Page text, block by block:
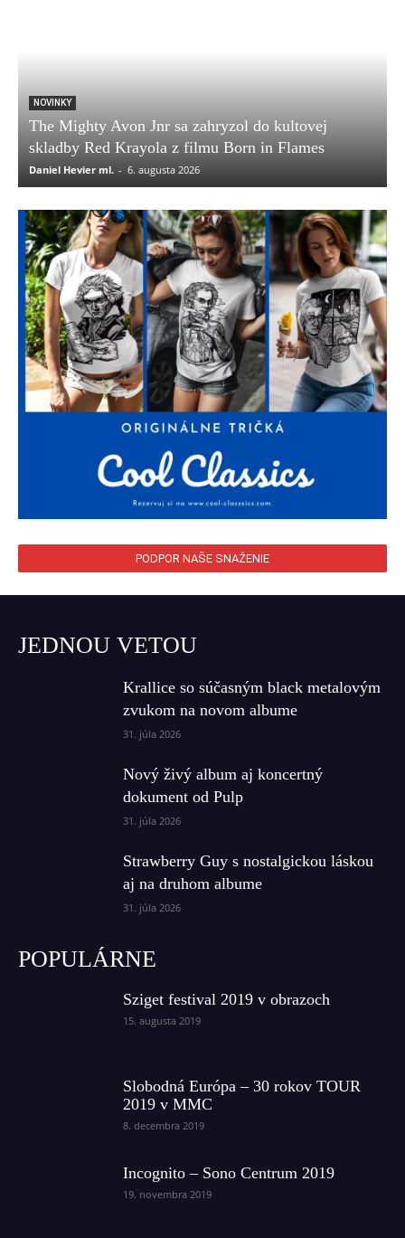
NOVINKY
The Mighty Avon Jnr sa zahryzol do kultovej
skladby Red Krayola z filmu Born in Flames
Daniel Hevier ml. - 6. augusta 2026
PODPOR NAŠE SNAŽENIE
JEDNOU VETOU
Krallice so súčasným black metalovým
zvukom na novom albume
31. júla 2026
Nový živý album aj koncertný
dokument od Pulp
31. júla 2026
Strawberry Guy s nostalgickou láskou
aj na druhom albume
31. júla 2026
POPULÁRNE
Sziget festival 2019 v obrazoch
15. augusta 2019
Slobodná Európa – 30 rokov TOUR
2019 v MMC
8. decembra 2019
Incognito – Sono Centrum 2019
19. novembra 2019